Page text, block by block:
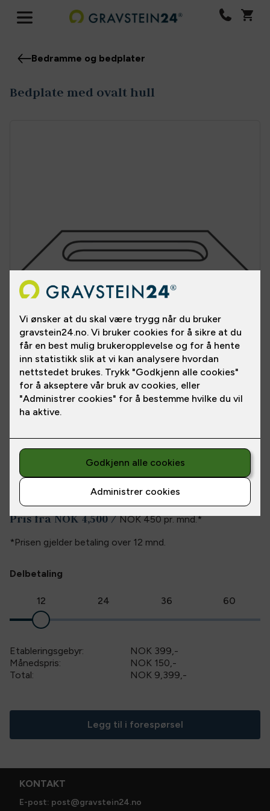
Bedramme og bedplater
Bedplate med ovalt hull
En bedplate med ovalt hull gir hele gravstedet et mer ryddig
blomster.
Er du i tvil om hvilken type bedplate- eller -ramme du skal
bruke? Ta kontakt med oss, så hjelper våre fagfolk deg på
Pris fraNOK 4,500 / NOK 450 pr. mnd.*
*Prisen gjelder betaling over 12 mnd.
Delbetaling
12 24 36 60
Etableringsgebyr: NOK 399,-
Månedspris:
NOK 150,-
Total:
NOK 9,399,-
Legg til i forespørsel
KONTAKT
E-post: post@gravstein24.no